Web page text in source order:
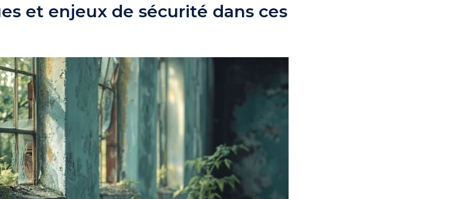
et enjeux de sécurité dans ces